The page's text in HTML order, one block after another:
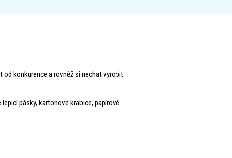
od konkurence a rovněž si nechat vyrobit
pásky, kartonové krabice, papírové